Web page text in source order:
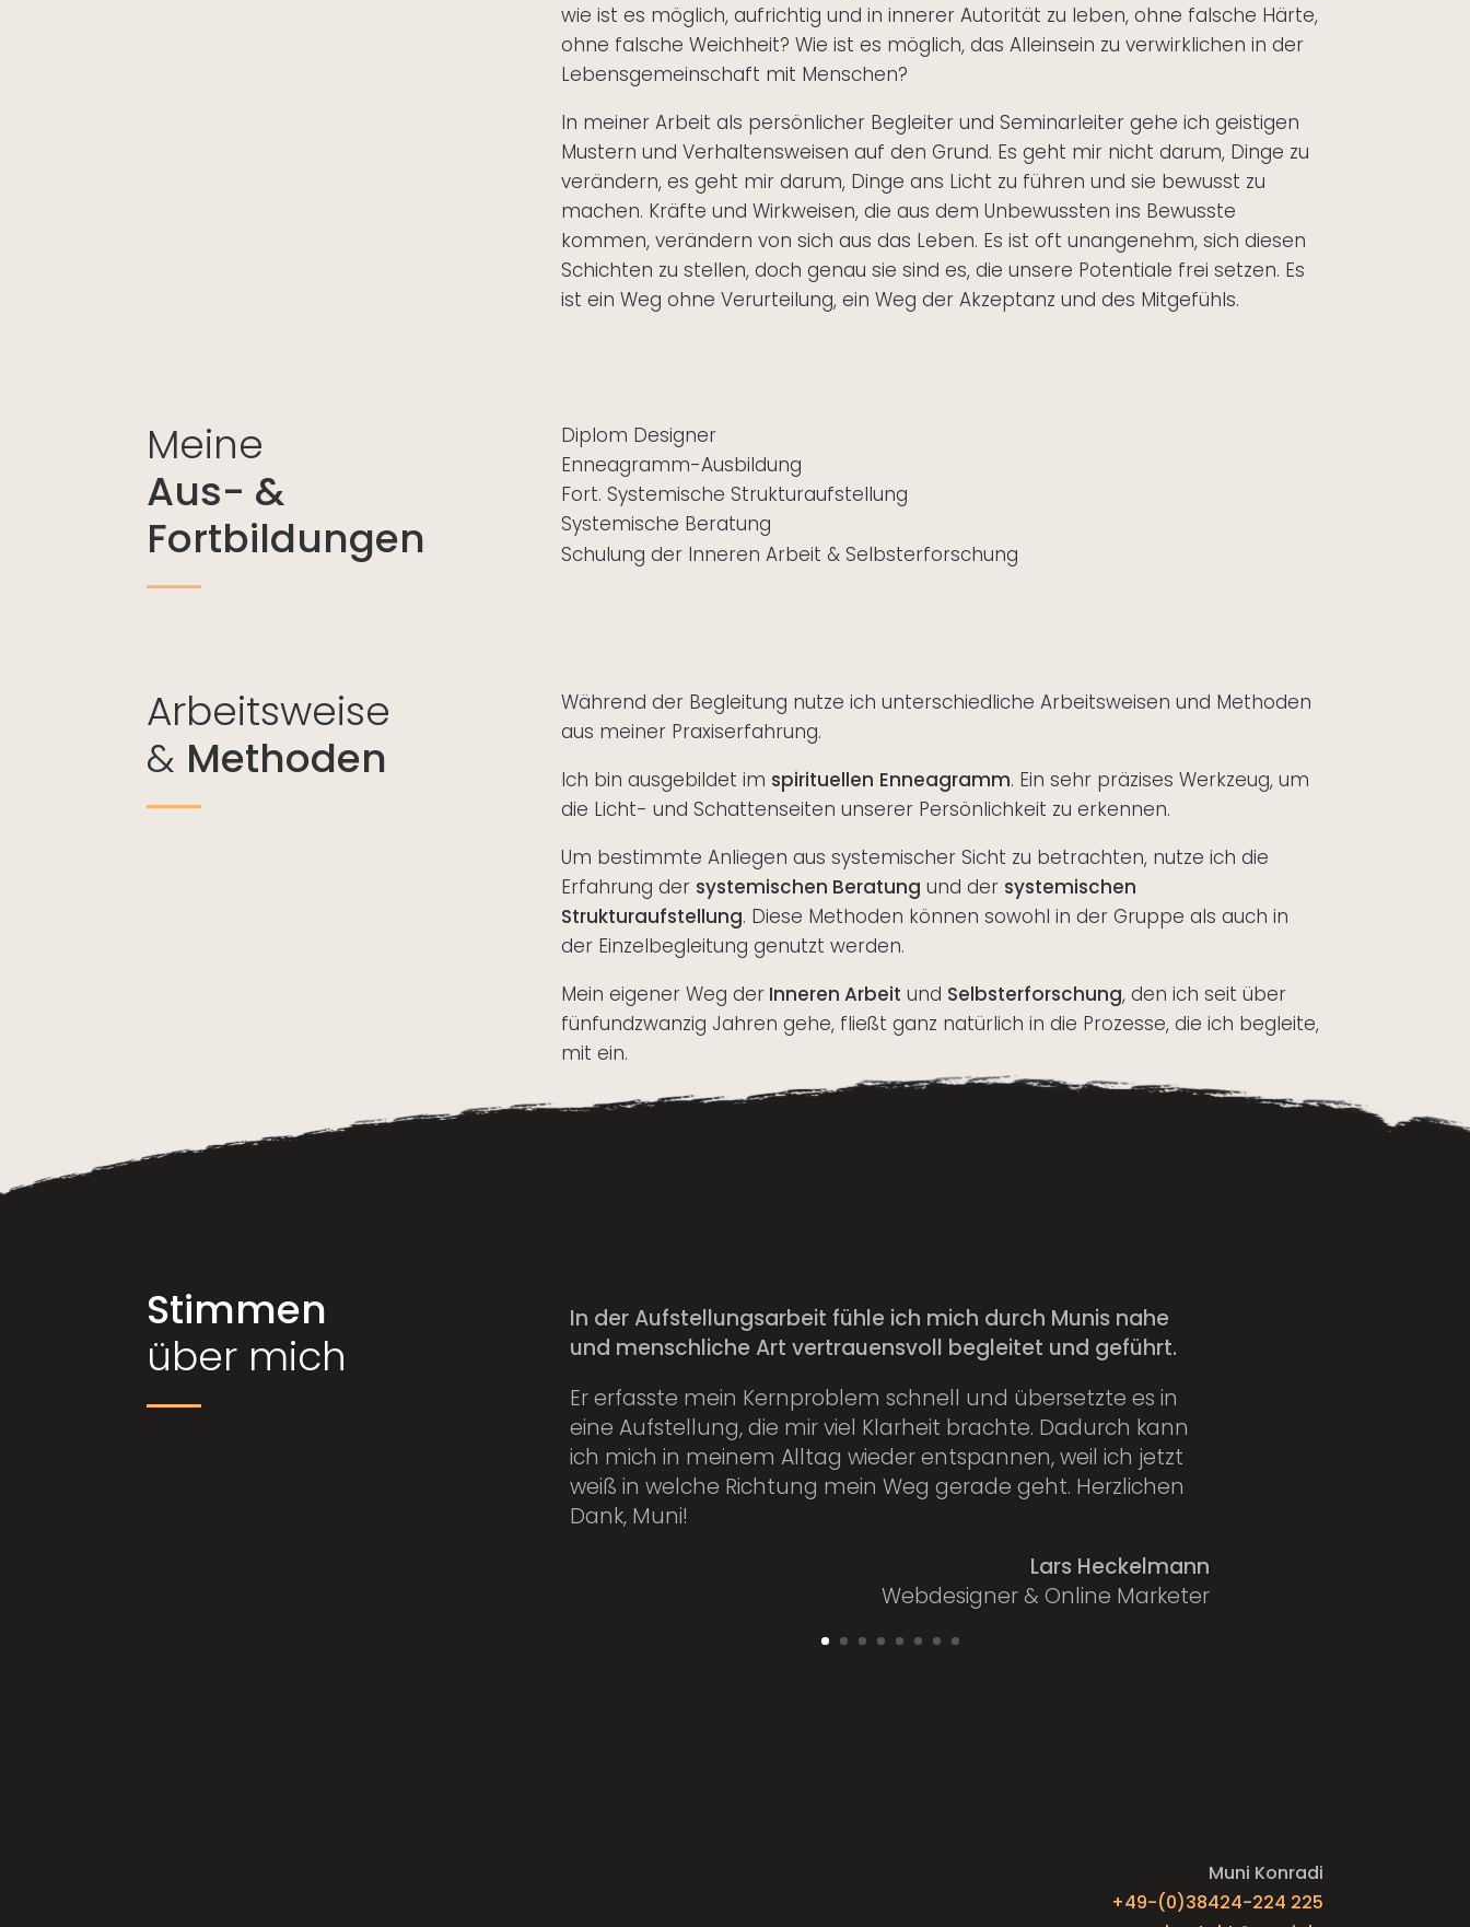
wie ist es möglich, aufrichtig und in innerer Autorität zu leben, ohne falsche Härte,
ohne falsche Weichheit? Wie ist es möglich, das Alleinsein zu verwirklichen in der
Lebensgemeinschaft mit Menschen?
In meiner Arbeit als persönlicher Begleiter und Seminarleiter gehe ich geistigen
Mustern und Verhaltensweisen auf den Grund. Es geht mir nicht darum, Dinge zu
verändern, es geht mir darum, Dinge ans Licht zu führen und sie bewusst zu
machen. Kräfte und Wirkweisen, die aus dem Unbewussten ins Bewusste
kommen, verändern von sich aus das Leben. Es ist oft unangenehm, sich diesen
Schichten zu stellen, doch genau sie sind es, die unsere Potentiale frei setzen. Es
ist ein Weg ohne Verurteilung, ein Weg der Akzeptanz und des Mitgefühls.
Meine
Aus- &
Fortbildungen
Diplom Designer
Enneagramm-Ausbildung
Fort. Systemische Strukturaufstellung
Systemische Beratung
Schulung der Inneren Arbeit & Selbsterforschung
Arbeitsweise
& Methoden
Während der Begleitung nutze ich unterschiedliche Arbeitsweisen und Methoden
aus meiner Praxiserfahrung.
Ich bin ausgebildet im spirituellen Enneagramm. Ein sehr präzises Werkzeug, um
die Licht- und Schattenseiten unserer Persönlichkeit zu erkennen.
Um bestimmte Anliegen aus systemischer Sicht zu betrachten, nutze ich die
Erfahrung der systemischen Beratung und der systemischen
Strukturaufstellung. Diese Methoden können sowohl in der Gruppe als auch in
der Einzelbegleitung genutzt werden.
Mein eigener Weg derInneren Arbeit und Selbsterforschung, den ich seit über
fünfundzwanzig Jahren gehe, fließt ganz natürlich in die Prozesse, die ich begleite,
mit ein.
Stimmen
über mich
In der Aufstellungsarbeit fühle ich mich durch Munis nahe
und menschliche Art vertrauensvoll begleitet und geführt.
Er erfasste mein Kernproblem schnell und übersetzte es in
eine Aufstellung, die mir viel Klarheit brachte. Dadurch kann
ich mich in meinem Alltag wieder entspannen, weil ich jetzt
weiß in welche Richtung mein Weg gerade geht. Herzlichen
Dank, Muni!
Lars Heckelmann
Webdesigner & Online Marketer
Muni Konradi
+49-(0)38424-224 225